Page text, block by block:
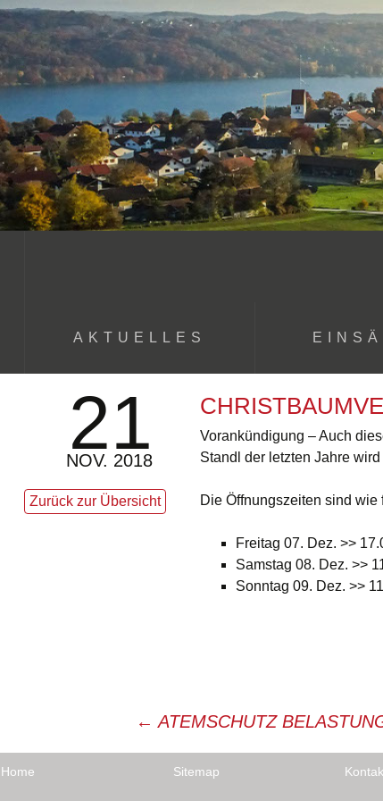
AKTUELLES
21
NOV. 2018
Zurück zur Übersicht
Vorankündigung – Auch
Standl der letzten Jahre
Die Öffnungszeiten sind wie
Freitag 07. Dez. >>
Samstag 08. Dez. >>
Sonntag 09. Dez. >>
Beitragsnavigation
← ATEMSCHUTZ
Home Sitemap